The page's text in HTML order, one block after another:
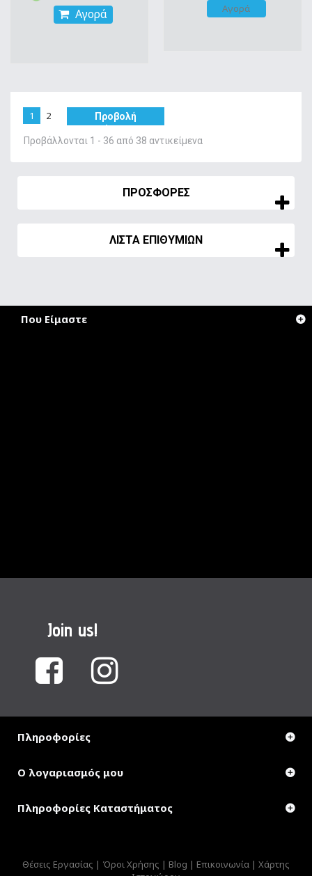
Αγορά Αγορά
Προβολή
1 2
Προβάλλονται 1 - 36 από 38 αντικείμενα
ΠΡΟΣΦΟΡΈΣ
ΛΊΣΤΑ ΕΠΙΘΥΜΙΏΝ
Που Είμαστε
Join us!
Πληροφορίες
Ο λογαριασμός μου
Πληροφορίες Καταστήματος
Θέσεις Εργασίας | Όροι Χρήσης | Blog | Επικοινωνία | Χάρτης